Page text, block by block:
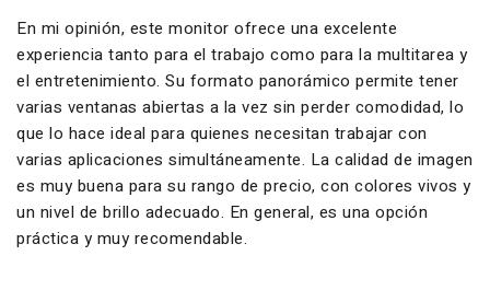
En mi opinión, este monitor ofrece una excelente
experiencia tanto para el trabajo como para la multitarea y
el entretenimiento. Su formato panorámico permite tener
varias ventanas abiertas a la vez sin perder comodidad, lo
que lo hace ideal para quienes necesitan trabajar con
varias aplicaciones simultáneamente. La calidad de imagen
es muy buena para su rango de precio, con colores vivos y
un nivel de brillo adecuado. En general, es una opción
práctica y muy recomendable.